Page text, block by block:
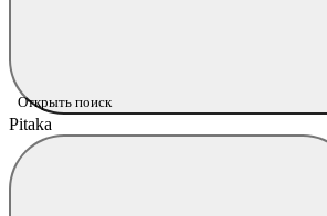
Открыть поиск
Pitaka